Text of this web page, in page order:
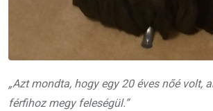
„Azt mondta, hogy egy 20 éves nőé volt,
férfihoz megy feleségül.”